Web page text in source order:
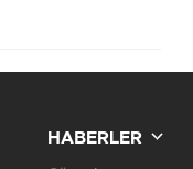
HABERLER